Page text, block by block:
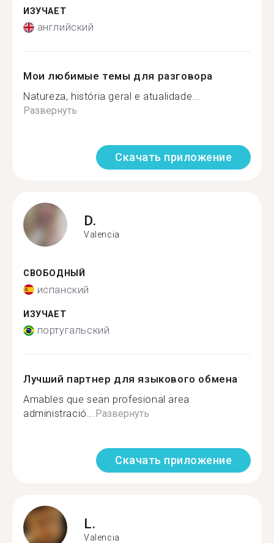
ИЗУЧАЕТ
английский
Мои любимые темы для разговора
Natureza, história geral e atualidade...
Развернуть
Скачать приложение
D.
Valencia
СВОБОДНЫЙ
испанский
ИЗУЧАЕТ
португальский
Лучший партнер для языкового обмена
Amables que sean profesional area
administració...Развернуть
Скачать приложение
L.
Valencia